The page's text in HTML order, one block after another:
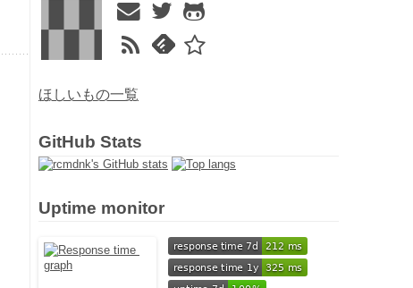
ほしいもの一覧
GitHub Stats
Uptime monitor